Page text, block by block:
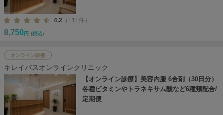
4.2 （111件）
8,750 円 (税込)
オンライン診療
キレイパスオンラインクリニック
【オンライン診療】美容内服 6合剤（30日分）
各種ビタミンやトラネキサム酸など6種類配合/
定期便